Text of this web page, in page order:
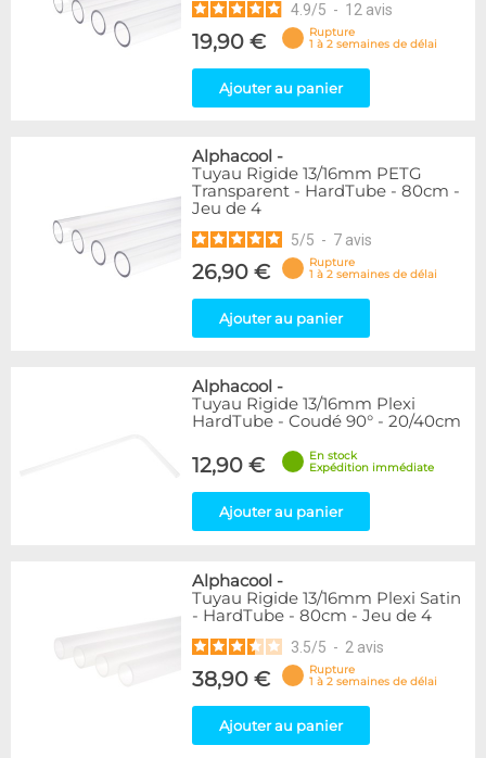
4.9/5 - 12 avis
19,90 €
Rupture
1 à 2 semaines de délai
Ajouter au panier
Alphacool -
Tuyau Rigide 13/16mm PETG
Transparent - HardTube - 80cm -
Jeu de 4
5/5 - 7 avis
26,90 €
Rupture
1 à 2 semaines de délai
Ajouter au panier
Alphacool -
Tuyau Rigide 13/16mm Plexi
HardTube - Coudé 90° - 20/40cm
12,90 €
En stock
Expédition immédiate
Ajouter au panier
Alphacool -
Tuyau Rigide 13/16mm Plexi Satin
- HardTube - 80cm - Jeu de 4
3.5/5 - 2 avis
38,90 €
Rupture
1 à 2 semaines de délai
Ajouter au panier